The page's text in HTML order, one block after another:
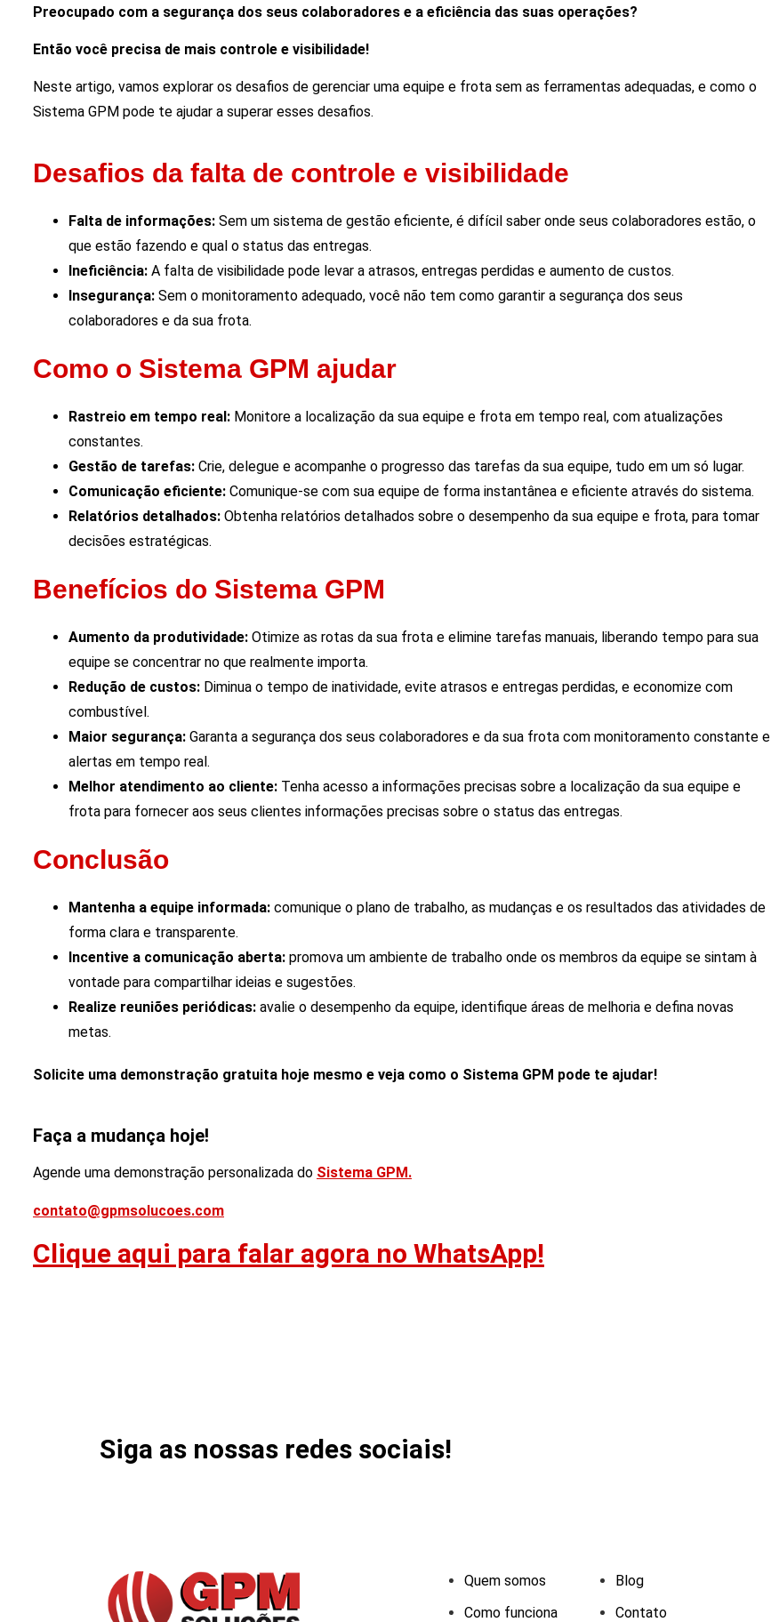
Preocupado com a segurança dos seus colaboradores e a eficiência das suas operações?
Então você precisa de mais controle e visibilidade!
Neste artigo, vamos explorar os desafios de gerenciar uma equipe e frota sem as ferramentas adequadas, e como o
Sistema GPM pode te ajudar a superar esses desafios.
Desafios da falta de controle e visibilidade
Falta de informações: Sem um sistema de gestão eficiente, é difícil saber onde seus colaboradores estão, o
que estão fazendo e qual o status das entregas.
Ineficiência: A falta de visibilidade pode levar a atrasos, entregas perdidas e aumento de custos.
Insegurança: Sem o monitoramento adequado, você não tem como garantir a segurança dos seus
colaboradores e da sua frota.
Como o Sistema GPM ajudar
Rastreio em tempo real: Monitore a localização da sua equipe e frota em tempo real, com atualizações
constantes.
Gestão de tarefas: Crie, delegue e acompanhe o progresso das tarefas da sua equipe, tudo em um só lugar.
Comunicação eficiente: Comunique-se com sua equipe de forma instantânea e eficiente através do sistema.
Relatórios detalhados: Obtenha relatórios detalhados sobre o desempenho da sua equipe e frota, para tomar
decisões estratégicas.
Benefícios do Sistema GPM
Aumento da produtividade: Otimize as rotas da sua frota e elimine tarefas manuais, liberando tempo para sua
equipe se concentrar no que realmente importa.
Redução de custos: Diminua o tempo de inatividade, evite atrasos e entregas perdidas, e economize com
combustível.
Maior segurança: Garanta a segurança dos seus colaboradores e da sua frota com monitoramento constante e
alertas em tempo real.
Melhor atendimento ao cliente: Tenha acesso a informações precisas sobre a localização da sua equipe e
frota para fornecer aos seus clientes informações precisas sobre o status das entregas.
Conclusão
Mantenha a equipe informada: comunique o plano de trabalho, as mudanças e os resultados das atividades de
forma clara e transparente.
Incentive a comunicação aberta: promova um ambiente de trabalho onde os membros da equipe se sintam à
vontade para compartilhar ideias e sugestões.
Realize reuniões periódicas: avalie o desempenho da equipe, identifique áreas de melhoria e defina novas
metas.
Solicite uma demonstração gratuita hoje mesmo e veja como o Sistema GPM pode te ajudar!
Faça a mudança hoje!
Agende uma demonstração personalizada do Sistema GPM.
contato@gpmsolucoes.com
Clique aqui para falar agora no WhatsApp!
Siga as nossas redes sociais!
Quem somos
Como funciona
Blog
Contato